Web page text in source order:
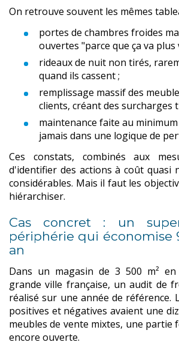
On retrouve souvent les mêmes
portes de chambres froides
ouvertes "parce que ça va plus
rideaux de nuit non tirés,
quand ils cassent ;
remplissage massif des
clients, créant des surcharges
maintenance faite au
jamais dans une logique de
Ces constats, combinés aux
d'identifier des actions à coût quasi
considérables. Mais il faut les
hiérarchiser.
Cas concret : un
périphérie qui économise
an
Dans un magasin de 3 500 m²
grande ville française, un audit de
réalisé sur une année de référence.
positives et négatives avaient une
meubles de vente mixtes, une partie
encore ouverte.